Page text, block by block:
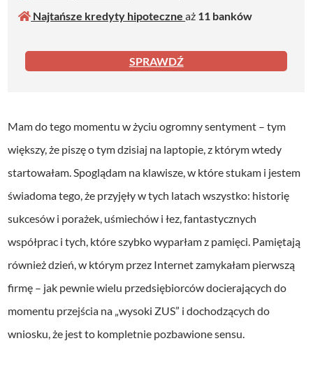
Najtańsze kredyty hipoteczneaż 11 banków
SPRAWDŹ
Mam do tego momentu w życiu ogromny sentyment – tym
większy, że piszę o tym dzisiaj na laptopie, z którym wtedy
startowałam. Spoglądam na klawisze, w które stukam i jestem
świadoma tego, że przyjęły w tych latach wszystko: historię
sukcesów i porażek, uśmiechów i łez, fantastycznych
współprac i tych, które szybko wyparłam z pamięci. Pamiętają
również dzień, w którym przez Internet zamykałam pierwszą
firmę – jak pewnie wielu przedsiębiorców docierających do
momentu przejścia na „wysoki ZUS” i dochodzących do
wniosku, że jest to kompletnie pozbawione sensu.